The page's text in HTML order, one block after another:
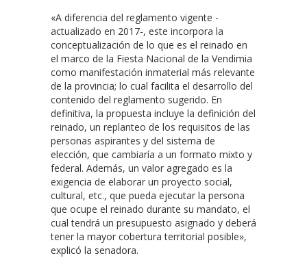
«A diferencia del reglamento vigente -
actualizado en 2017-, este incorpora la
conceptualización de lo que es el reinado en
el marco de la Fiesta Nacional de la Vendimia
como manifestación inmaterial más relevante
de la provincia; lo cual facilita el desarrollo del
contenido del reglamento sugerido. En
definitiva, la propuesta incluye la definición del
reinado, un replanteo de los requisitos de las
personas aspirantes y del sistema de
elección, que cambiaría a un formato mixto y
federal. Además, un valor agregado es la
exigencia de elaborar un proyecto social,
cultural, etc., que pueda ejecutar la persona
que ocupe el reinado durante su mandato, el
cual tendrá un presupuesto asignado y deberá
tener la mayor cobertura territorial posible»,
explicó la senadora.